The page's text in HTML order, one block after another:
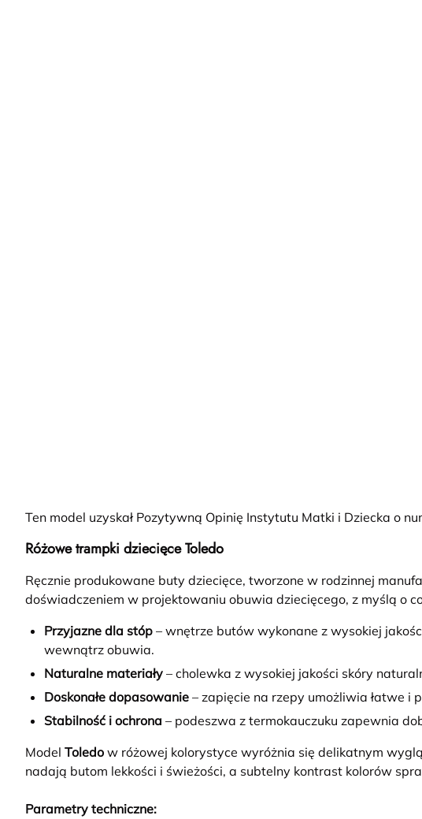
Ten model uzyskał Pozytywną Opinię Instytutu Matki i Dziecka o
Różowe trampki dziecięce Toledo
Ręcznie produkowane buty dziecięce, tworzone w rodzinnej
doświadczeniem w projektowaniu obuwia dziecięcego, z myślą o
Przyjazne dla stóp – wnętrze butów wykonane z wysokiej
wewnątrz obuwia.
Naturalne materiały – cholewka z wysokiej jakości skóry
Doskonałe dopasowanie – zapięcie na rzepy umożliwia łatwe i
Stabilność i ochrona – podeszwa z termokauczuku zapewnia
Model Toledo w różowej kolorystyce wyróżnia się delikatnym
nadają butom lekkości i świeżości, a subtelny kontrast kolorów
Parametry techniczne: